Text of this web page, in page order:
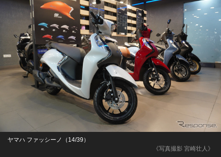
《写真撮影 宮崎壮人》
ヤマハ ファッシーノ（14/39）